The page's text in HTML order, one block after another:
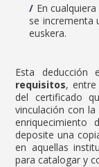
En
se incrementa
euskera.
Esta deducción
requisitos,
del certificado
vinculación con
deposite una
en aquellas
para catalogar y